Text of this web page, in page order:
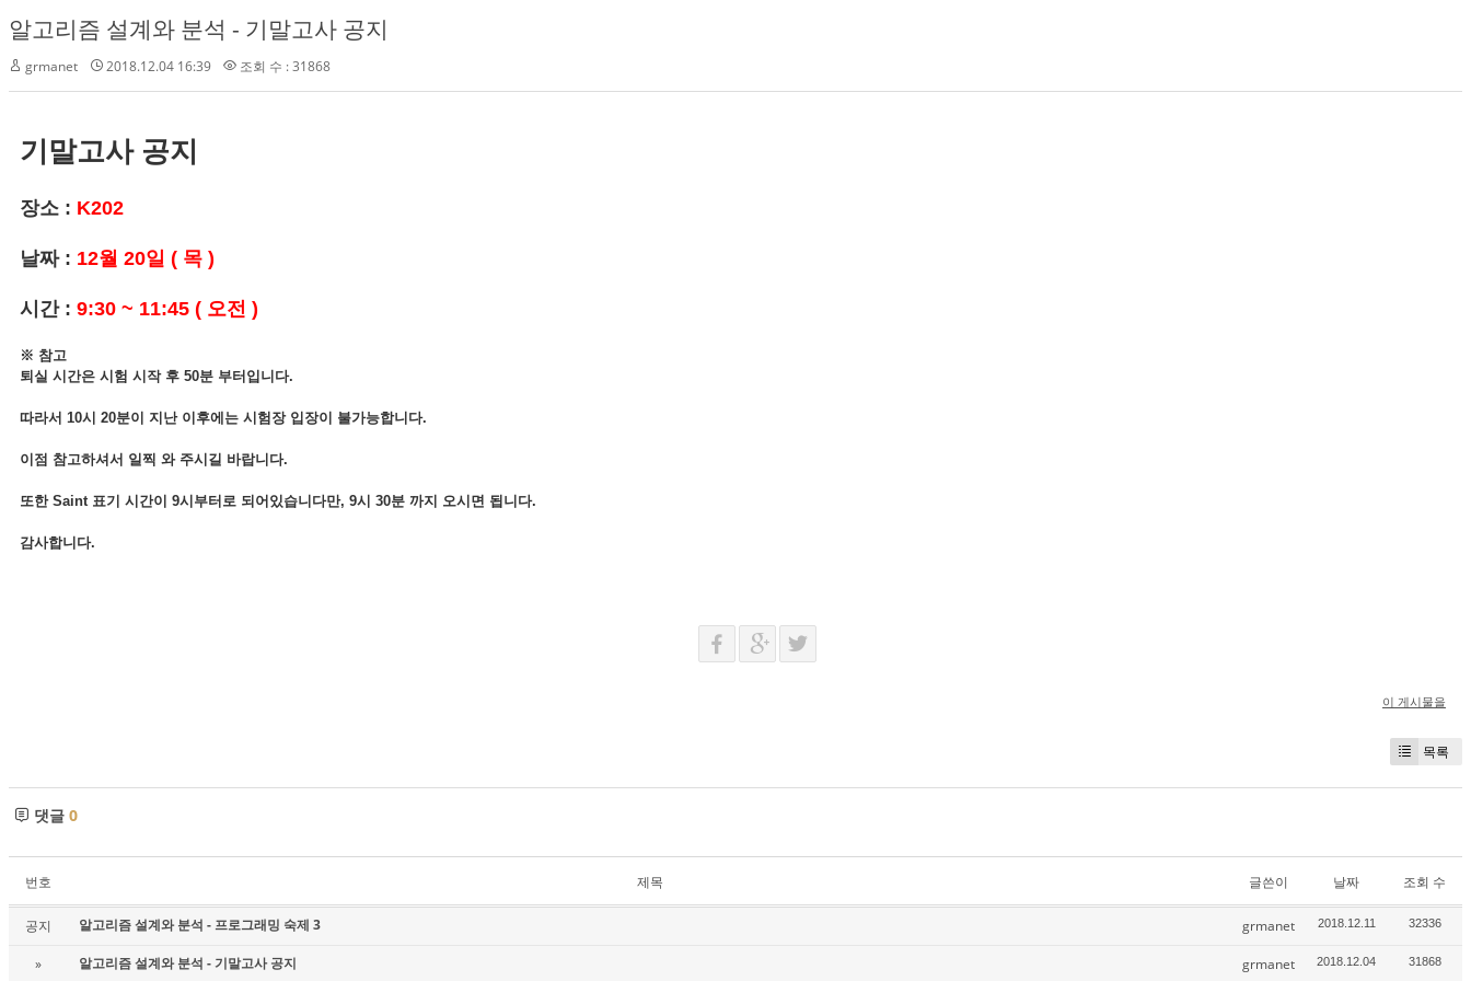
알고리즘 설계와 분석 - 기말고사 공지
grmanet 2018.12.04 16:39 조회 수 : 31868
기말고사 공지
장소 : K202
날짜 : 12월 20일 ( 목 )
시간 : 9:30 ~ 11:45 ( 오전 )
※ 참고
퇴실 시간은 시험 시작 후 50분 부터입니다.
따라서 10시 20분이 지난 이후에는 시험장 입장이 불가능합니다.
이점 참고하셔서 일찍 와 주시길 바랍니다.
또한 Saint 표기 시간이 9시부터로 되어있습니다만, 9시 30분 까지 오시면 됩니다.
감사합니다.
이 게시물을
목록
댓글 0
번호 제목 글쓴이 날짜 조회 수
공지 알고리즘 설계와 분석 - 프로그래밍 숙제 3 grmanet 2018.12.11 32336
» 알고리즘 설계와 분석 - 기말고사 공지 grmanet 2018.12.04 31868